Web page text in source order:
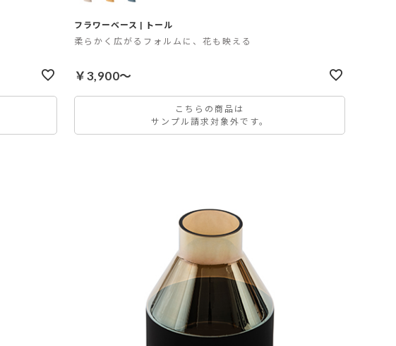
フラワーベース | トール
柔らかく広がるフォルムに、花も映える
￥3,900～
こちらの商品は
サンプル請求対象外です。